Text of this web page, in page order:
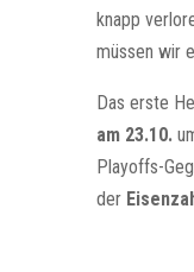
knapp
müssen wir
Das erste
am 23.10.
Playoffs-
der